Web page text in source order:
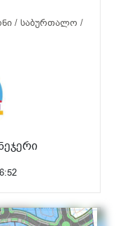
/ საბურთალო /